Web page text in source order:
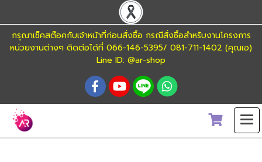
กรุณาเช็คสต๊อคกับเจ้าหน้าที่ก่อนสั่งซื้อ กรณีสั่งซื้อสำหรับงานโครงการ
หน่วยงานต่างๆ ติดต่อได้ที่ 066-146-5395/ 081-711-1402 (คุณเอ)
Line ID: @ar-shop